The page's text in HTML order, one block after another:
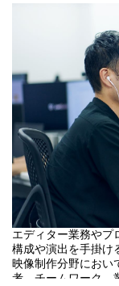
エディター業務やプ
構成や演出を手掛け
映像制作分野におい
考、チームワーク、